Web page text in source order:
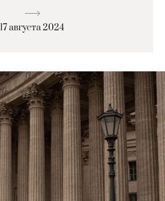
17 августа 2024